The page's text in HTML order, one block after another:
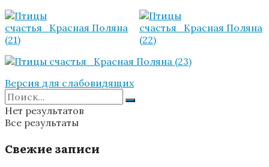
Версия для слабовидящих
Нет результатов
Все результаты
Свежие записи